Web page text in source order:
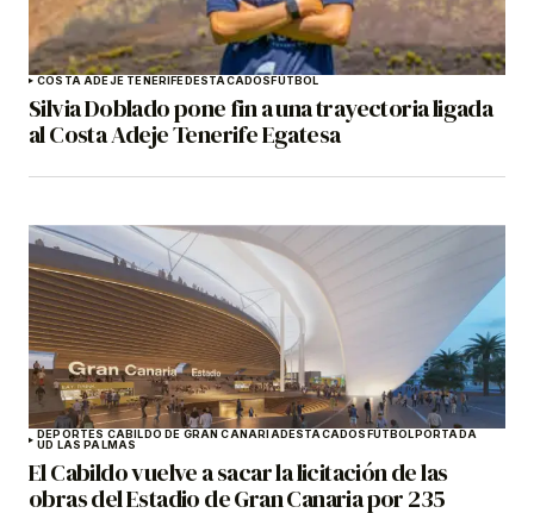
COSTA ADEJE TENERIFEDESTACADOSFÚTBOL
Silvia Doblado pone fin a una trayectoria ligada
al Costa Adeje Tenerife Egatesa
DEPORTES CABILDO DE GRAN CANARIADESTACADOSFÚTBOLPORTADA
UD LAS PALMAS
El Cabildo vuelve a sacar la licitación de las
obras del Estadio de Gran Canaria por 235